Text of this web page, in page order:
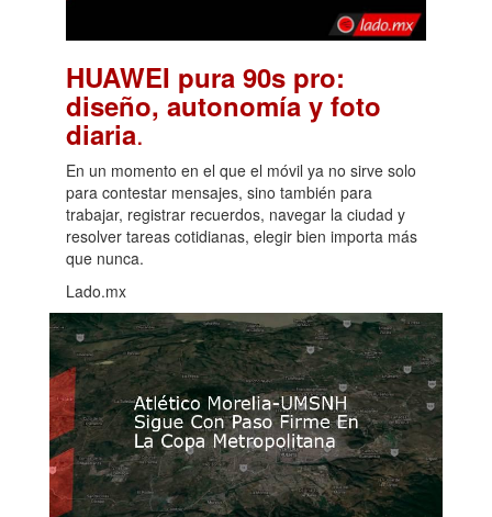
HUAWEI pura 90s pro:
diseño, autonomía y foto
diaria.
En un momento en el que el móvil ya no sirve solo
para contestar mensajes, sino también para
trabajar, registrar recuerdos, navegar la ciudad y
resolver tareas cotidianas, elegir bien importa más
que nunca.
Lado.mx